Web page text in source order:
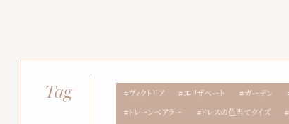
Tag ヴィクトリア エリザベート ガーデン
トレーンベアラー
ドレスの色当てクイズ